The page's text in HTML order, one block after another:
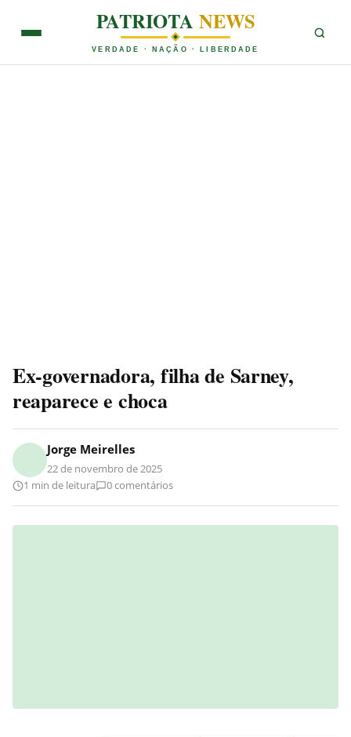
PATRIOTANEWS
VERDADE · NAÇÃO · LIBERDADE
Ex-governadora, filha de Sarney,
reaparece e choca
Jorge Meirelles
22 de novembro de 2025
1 min de leitura
0 comentários